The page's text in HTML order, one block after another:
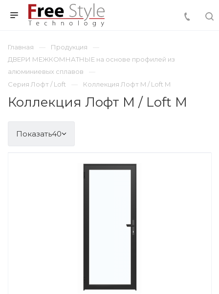
Главная
Продукция
ДВЕРИ МЕЖКОМНАТНЫЕ на основе профилей из
алюминиевых сплавов
Серия Лофт / Loft
Коллекция Лофт M / Loft М
Коллекция Лофт M / Loft М
Показать40